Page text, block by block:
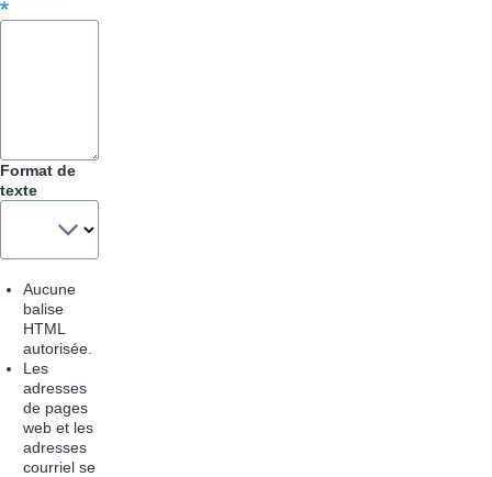
&
Format de
texte
Aucune
balise
HTML
autorisée.
Les
adresses
de pages
web et les
adresses
courriel se